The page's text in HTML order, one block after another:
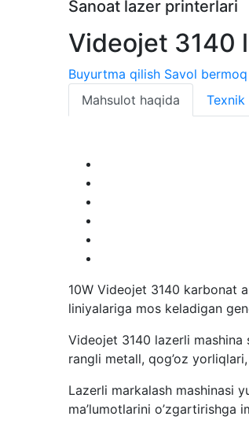
Sanoat lazer printerlari
Videojet 3140
Buyurtma qilish Savol bermoq
Mahsulot haqida
Texnik
10W Videojet 3140 karbonat
liniyalariga mos keladigan
Videojet 3140 lazerli
rangli metall, qog’oz
Lazerli markalash mashinasi
ma’lumotlarini